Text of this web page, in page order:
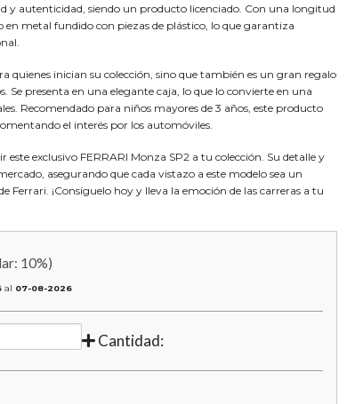
y autenticidad, siendo un producto licenciado. Con una longitud
en metal fundido con piezas de plástico, lo que garantiza
quienes inician su colección, sino que también es un gran regalo
Se presenta en una elegante caja, lo que lo convierte en una
Recomendado para niños mayores de 3 años, este producto
el interés por los automóviles.
este exclusivo FERRARI Monza SP2 a tu colección. Su detalle y
asegurando que cada vistazo a este modelo sea un
Ferrari. ¡Consíguelo hoy y lleva la emoción de las carreras a tu
10%)
al 07-08-2026
Cantidad: